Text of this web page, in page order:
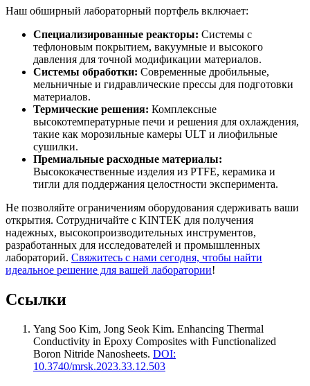
Наш обширный лабораторный портфель включает:
Специализированные реакторы: Системы с
тефлоновым покрытием, вакуумные и высокого
давления для точной модификации материалов.
Системы обработки: Современные дробильные,
мельничные и гидравлические прессы для подготовки
материалов.
Термические решения: Комплексные
высокотемпературные печи и решения для охлаждения,
такие как морозильные камеры ULT и лиофильные
сушилки.
Премиальные расходные материалы:
Высококачественные изделия из PTFE, керамика и
тигли для поддержания целостности эксперимента.
Не позволяйте ограничениям оборудования сдерживать ваши
открытия. Сотрудничайте с KINTEK для получения
надежных, высокопроизводительных инструментов,
разработанных для исследователей и промышленных
лабораторий. Свяжитесь с нами сегодня, чтобы найти
идеальное решение для вашей лаборатории!
Ссылки
Yang Soo Kim, Jong Seok Kim. Enhancing Thermal
Conductivity in Epoxy Composites with Functionalized
Boron Nitride Nanosheets. DOI:
10.3740/mrsk.2023.33.12.503